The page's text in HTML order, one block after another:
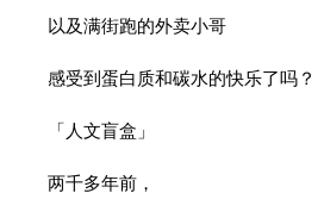
以及满街跑的外卖小哥
感受到蛋白质和碳水的快乐了吗？
「人文盲盒」
两千多年前，